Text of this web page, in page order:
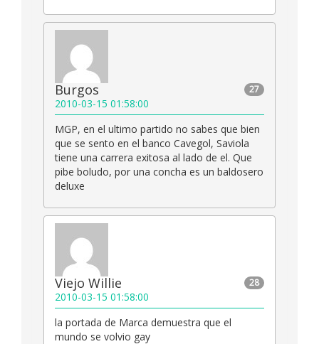
27
Burgos
2010-03-15 01:58:00
MGP, en el ultimo partido no sabes que bien
que se sento en el banco Cavegol, Saviola
tiene una carrera exitosa al lado de el. Que
pibe boludo, por una concha es un baldosero
deluxe
28
Viejo Willie
2010-03-15 01:58:00
la portada de Marca demuestra que el
mundo se volvio gay